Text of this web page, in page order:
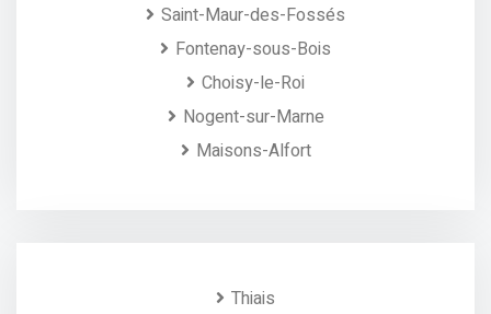
Saint-Maur-des-Fossés
Fontenay-sous-Bois
Choisy-le-Roi
Nogent-sur-Marne
Maisons-Alfort
Thiais